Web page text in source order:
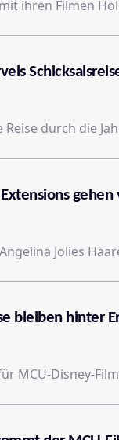
ihren Filmen
durch die
gehen
Jolies
bleiben hinter
MCU-Disney-